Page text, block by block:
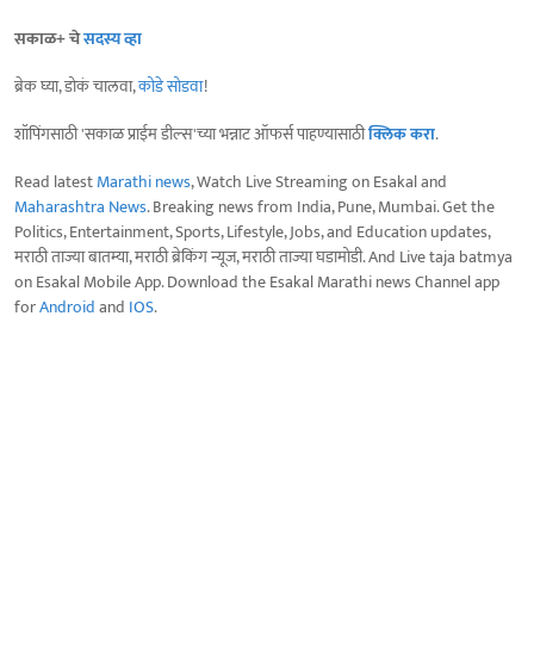
सकाळ+ चेसदस्य व्हा
ब्रेक घ्या, डोकं चालवा,कोडे सोडवा!
शॉपिंगसाठी 'सकाळ प्राईम डील्स'च्या भन्नाट ऑफर्स पाहण्यासाठीक्लिक करा.
Read latestMarathi news, Watch Live Streaming on Esakal and
Maharashtra News. Breaking news from India, Pune, Mumbai. Get the
Politics, Entertainment, Sports, Lifestyle, Jobs, and Education updates,
मराठी ताज्या बातम्या, मराठी ब्रेकिंग न्यूज, मराठी ताज्या घडामोडी. And Live taja batmya
on Esakal Mobile App. Download the Esakal Marathi news Channel app
forAndroidand IOS.